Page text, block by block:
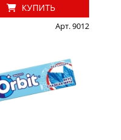
КУПИТЬ
Арт. 9012